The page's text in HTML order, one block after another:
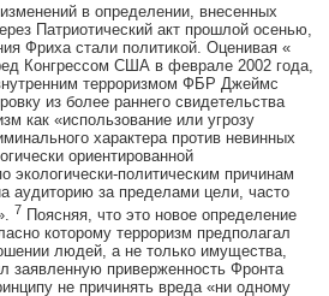
в определении, внесенных
Патриотический акт прошлой осенью,
Фриха стали политикой. Оценивая «
Конгрессом США в феврале 2002 года,
терроризмом ФБР Джеймс
из более раннего свидетельства
как «использование или угрозу
характера против невинных
ориентированной
экологически-политическим причинам
аудиторию за пределами цели, часто
7 Поясняя, что это новое определение
которому терроризм предполагал
людей, а не только имущества,
заявленную приверженность Фронта
не причинять вреда «ни одному